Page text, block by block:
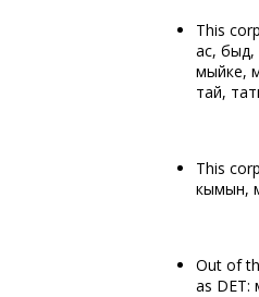
This
ас, быд,
мыйке,
тайӧ,
This
кымын,
Out of
as DET: